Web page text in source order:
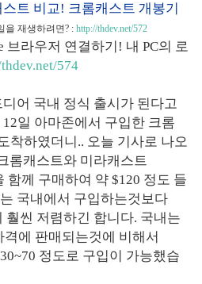
트 비교! 크롬캐스트 개봉기
을 재생하려면? : http://thdev.net/572
브라우저 연결하기! 내 PC의 로
574
어 국내 정식 출시가 된다고
일 아마존에서 구입한 크롬
착하였더니.. 오늘 기사로 나오
롬캐스트와 미라캐스트
함께 구매하여 약 $120 정도 들
국내에서 구입하는것보다
훨씬 저렴하긴 합니다. 국내는
에 판매되는것에 비해서
정도로 구입이 가능했습